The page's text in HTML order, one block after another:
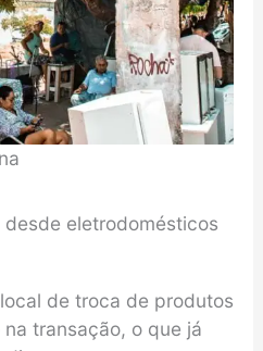
eletrodomésticos
de troca de produtos
transação, o que já